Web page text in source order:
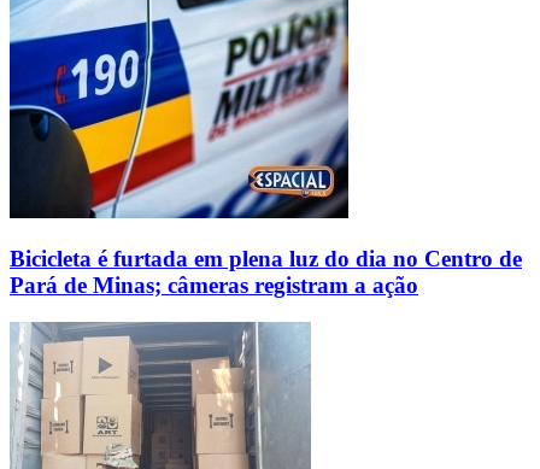
Bicicleta é furtada em plena luz do dia no Centro de
Pará de Minas; câmeras registram a ação